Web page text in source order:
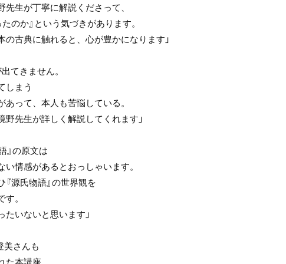
生が丁寧に解説くださって、
のか』という気づきがあります。
古典に触れると、心が豊かになります」
てきません。
しまう
って、本人も苦悩している。
野先生が詳しく解説してくれます」
』の原文は
い情感があるとおっしゃいます。
源氏物語』の世界観を
。
いないと思います」
美さんも